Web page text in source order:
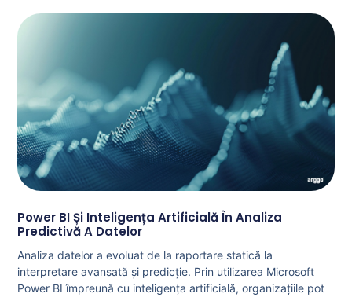
Power BI Și Inteligența Artificială În Analiza
Predictivă A Datelor
Analiza datelor a evoluat de la raportare statică la
interpretare avansată și predicție. Prin utilizarea Microsoft
Power BI împreună cu inteligența artificială, organizațiile pot